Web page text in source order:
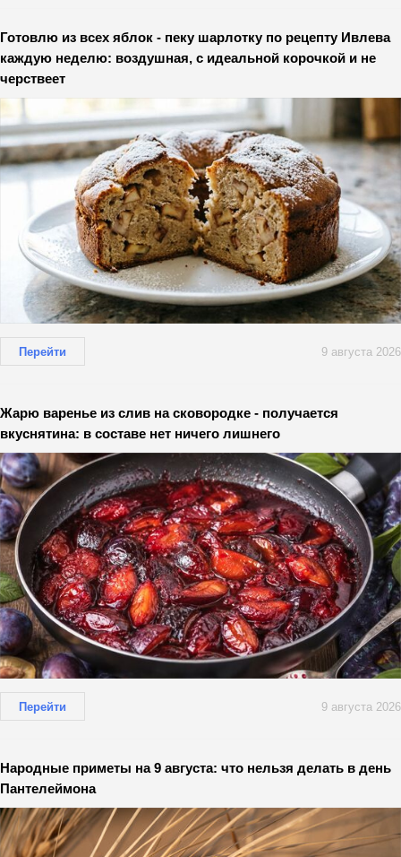
Готовлю из всех яблок - пеку шарлотку по рецепту Ивлева
каждую неделю: воздушная, с идеальной корочкой и не
черствеет
Перейти 9 августа 2026
Жарю варенье из слив на сковородке - получается
вкуснятина: в составе нет ничего лишнего
Перейти 9 августа 2026
Народные приметы на 9 августа: что нельзя делать в день
Пантелеймона